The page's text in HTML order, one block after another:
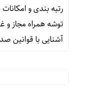
رتبه بندی و
توشه همراه مجاز و
آشنایی با قوانین